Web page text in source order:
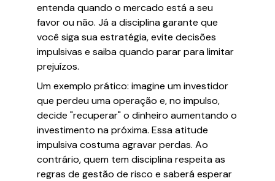
entenda quando o mercado está a seu
favor ou não. Já a disciplina garante que
você siga sua estratégia, evite decisões
impulsivas e saiba quando parar para limitar
prejuízos.
Um exemplo prático: imagine um investidor
que perdeu uma operação e, no impulso,
decide "recuperar" o dinheiro aumentando o
investimento na próxima. Essa atitude
impulsiva costuma agravar perdas. Ao
contrário, quem tem disciplina respeita as
regras de gestão de risco e saberá esperar